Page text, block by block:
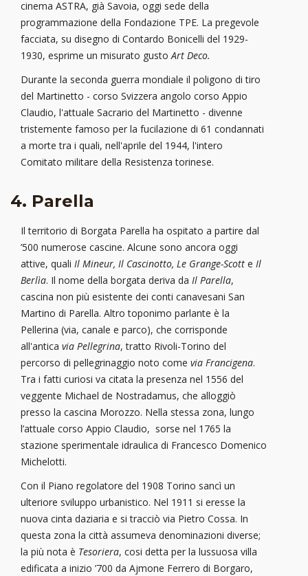
cinema ASTRA, già Savoia, oggi sede della
programmazione della Fondazione TPE. La pregevole
facciata, su disegno di Contardo Bonicelli del 1929-
1930, esprime un misurato gustoArt Deco.
Durante la seconda guerra mondiale il poligono di tiro
del Martinetto - corso Svizzera angolo corso Appio
Claudio, l'attuale Sacrario del Martinetto - divenne
tristemente famoso per la fucilazione di 61 condannati
a morte tra i quali, nell'aprile del 1944, l'intero
Comitato militare della Resistenza torinese.
4. Parella
Il territorio di Borgata Parella ha ospitato a partire dal
’500 numerose cascine. Alcune sono ancora oggi
attive, quali Il Mineur, Il Cascinotto, Le Grange-Scott e Il
Berlìa. Il nome della borgata deriva da Il Parella,
cascina non più esistente dei conti canavesani San
Martino di Parella. Altro toponimo parlante è la
Pellerina (via, canale e parco), che corrisponde
all'antica via Pellegrina, tratto Rivoli-Torino del
percorso di pellegrinaggio noto come via Francigena.
Tra i fatti curiosi va citata la presenza nel 1556 del
veggente Michael de Nostradamus, che alloggiò
presso la cascina Morozzo. Nella stessa zona, lungo
l’attuale corso Appio Claudio, sorse nel 1765 la
stazione sperimentale idraulica di Francesco Domenico
Michelotti.
Con il Piano regolatore del 1908 Torino sancì un
ulteriore sviluppo urbanistico. Nel 1911 si eresse la
nuova cinta daziaria e si tracciò via Pietro Cossa. In
questa zona la città assumeva denominazioni diverse;
la più nota è Tesoriera, cosi detta per la lussuosa villa
edificata a inizio ’700 da Ajmone Ferrero di Borgaro,